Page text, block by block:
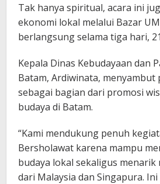
Tak hanya spiritual, acara ini
ekonomi lokal melalui Bazar
berlangsung selama tiga hari,
Kepala Dinas Kebudayaan dan
Batam, Ardiwinata, menyambut
sebagai bagian dari promosi
budaya di Batam.
“Kami mendukung penuh
Bersholawat karena mampu
budaya lokal sekaligus menarik
dari Malaysia dan Singapura.